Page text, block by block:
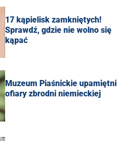
17 kąpielisk zamkniętych!
Sprawdź, gdzie nie wolno się
kąpać
Muzeum Piaśnickie upamiętni
ofiary zbrodni niemieckiej